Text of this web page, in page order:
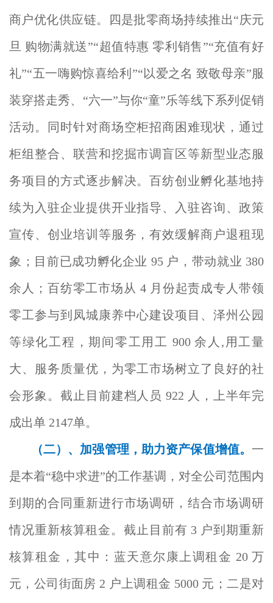
商户优化供应链。四是批零商场持续推出“庆元
旦 购物满就送”“超值特惠 零利销售”“充值有好
礼”“五一嗨购惊喜给利”“以爱之名 致敬母亲”服
装穿搭走秀、“六一”与你“童”乐等线下系列促销
活动。同时针对商场空柜招商困难现状，通过
柜组整合、联营和挖掘市调盲区等新型业态服
务项目的方式逐步解决。百纺创业孵化基地持
续为入驻企业提供开业指导、入驻咨询、政策
宣传、创业培训等服务，有效缓解商户退租现
象；目前已成功孵化企业 95 户，带动就业 380
余人；百纺零工市场从 4 月份起责成专人带领
零工参与到凤城康养中心建设项目、泽州公园
等绿化工程，期间零工用工 900 余人,用工量
大、服务质量优，为零工市场树立了良好的社
会形象。截止目前建档人员 922 人，上半年完
成出单 2147单。
（二）、 加强管理，助力资产保值增值。 一
是本着“稳中求进”的工作基调，对全公司范围内
到期的合同重新进行市场调研，结合市场调研
情况重新核算租金。截止目前有 3 户到期重新
核算租金，其中：蓝天意尔康上调租金 20 万
元，公司街面房 2 户上调租金 5000 元；二是对